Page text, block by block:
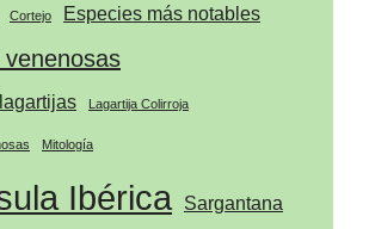
Cortejo Especies más notables
Lagartija Colirroja
Mitología
Ibérica Sargantana